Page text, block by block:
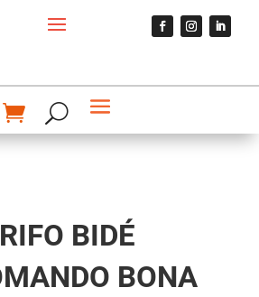
BIDÉ
BONA